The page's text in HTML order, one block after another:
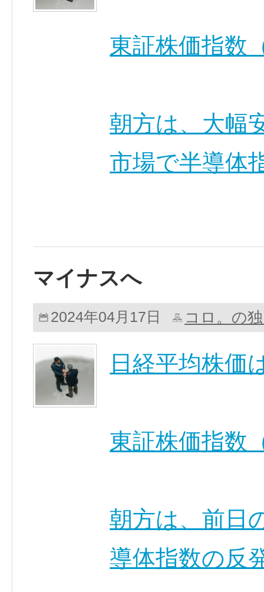
東証株価指数
朝方は、大幅
市場で半導
マイナスへ
2024年04月17日 コロ。の
日経平均株価
東証株価指数
朝方は、前日
導体指数の